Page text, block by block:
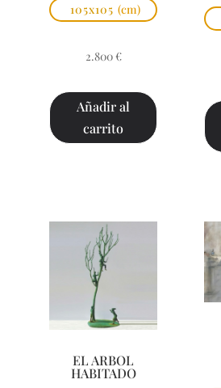
105x105 (cm)
2.800 €
Añadir al
carrito
EL ARBOL
HABITADO